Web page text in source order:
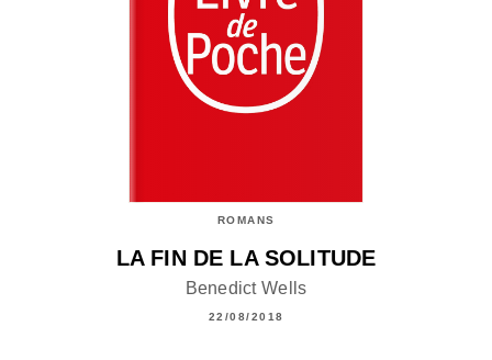
ROMANS
LA FIN DE LA SOLITUDE
Benedict Wells
22/08/2018